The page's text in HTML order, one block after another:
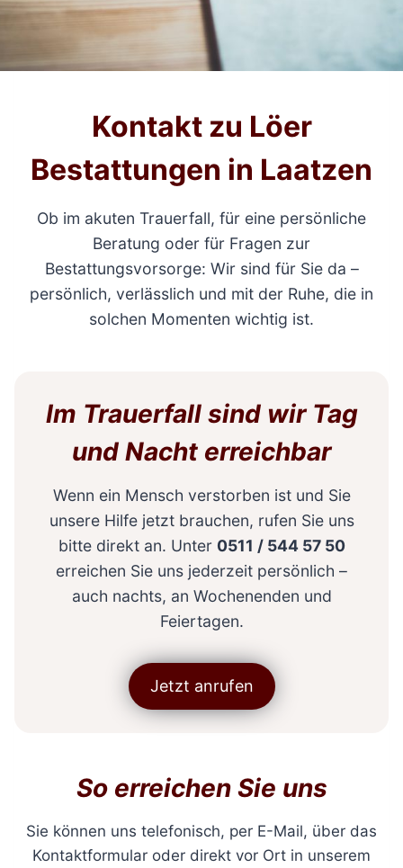
Kontakt zu Löer
Bestattungen in Laatzen
Ob im akuten Trauerfall, für eine persönliche
Beratung oder für Fragen zur
Bestattungsvorsorge: Wir sind für Sie da –
persönlich, verlässlich und mit der Ruhe, die in
solchen Momenten wichtig ist.
Im Trauerfall sind wir Tag
und Nacht erreichbar
Wenn ein Mensch verstorben ist und Sie
unsere Hilfe jetzt brauchen, rufen Sie uns
bitte direkt an. Unter 0511 / 544 57 50
erreichen Sie uns jederzeit persönlich –
auch nachts, an Wochenenden und
Feiertagen.
Jetzt anrufen
So erreichen Sie uns
Sie können uns telefonisch, per E-Mail, über das
Kontaktformular oder direkt vor Ort in unserem